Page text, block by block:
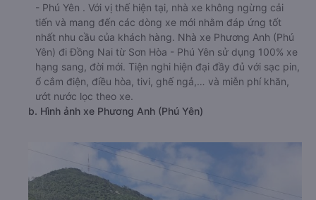
- Phú Yên . Với vị thế hiện tại, nhà xe không ngừng cải
tiến và mang đến các dòng xe mới nhằm đáp ứng tốt
nhất nhu cầu của khách hàng. Nhà xe Phương Anh (Phú
Yên) đi Đồng Nai từ Sơn Hòa - Phú Yên sử dụng 100% xe
hạng sang, đời mới. Tiện nghi hiện đại đầy đủ với sạc pin,
ổ cắm điện, điều hòa, tivi, ghế ngả,… và miễn phí khăn,
ướt nước lọc theo xe.
b. Hình ảnh xe Phương Anh (Phú Yên)